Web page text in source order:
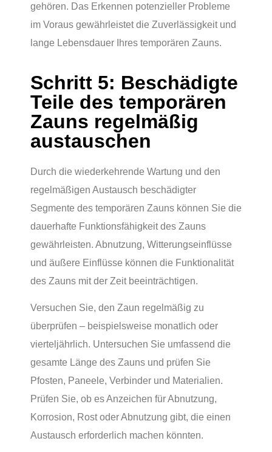
gehören. Das Erkennen potenzieller Probleme
im Voraus gewährleistet die Zuverlässigkeit und
lange Lebensdauer Ihres temporären Zauns.
Schritt 5: Beschädigte
Teile des temporären
Zauns regelmäßig
austauschen
Durch die wiederkehrende Wartung und den
regelmäßigen Austausch beschädigter
Segmente des temporären Zauns können Sie die
dauerhafte Funktionsfähigkeit des Zauns
gewährleisten. Abnutzung, Witterungseinflüsse
und äußere Einflüsse können die Funktionalität
des Zauns mit der Zeit beeinträchtigen.
Versuchen Sie, den Zaun regelmäßig zu
überprüfen – beispielsweise monatlich oder
vierteljährlich. Untersuchen Sie umfassend die
gesamte Länge des Zauns und prüfen Sie
Pfosten, Paneele, Verbinder und Materialien.
Prüfen Sie, ob es Anzeichen für Abnutzung,
Korrosion, Rost oder Abnutzung gibt, die einen
Austausch erforderlich machen könnten.